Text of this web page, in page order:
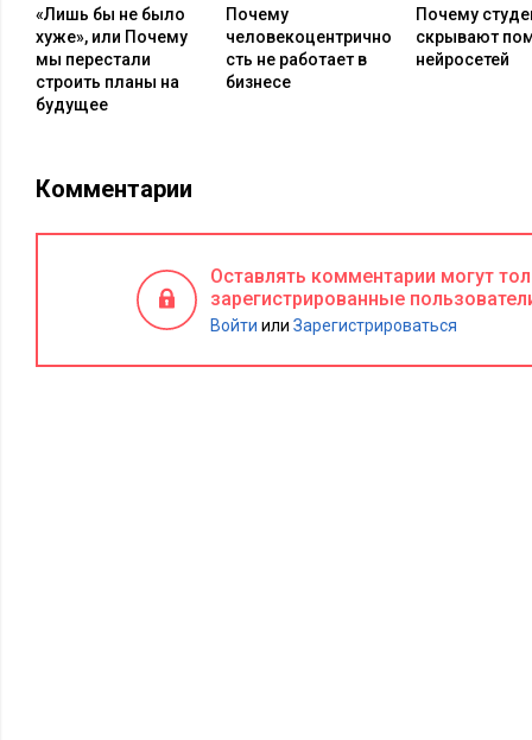
«Лишь бы не было
хуже», или Почему
мы перестали
строить планы на
будущее
Почему
человекоцентрично
сть не работает в
бизнесе
Почему
скрывают
нейросетей
Комментарии
Оставлять комментарии могут
зарегистрированные
Войти или Зарегистрироваться